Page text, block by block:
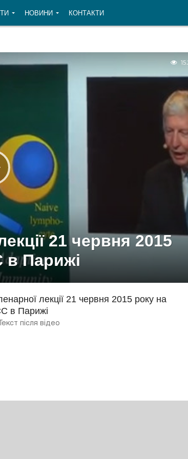
НОВИНИ КОНТАКТИ
21 червня 2015
в Парижі
лекції 21 червня 2015 року на
в Парижі
після відео